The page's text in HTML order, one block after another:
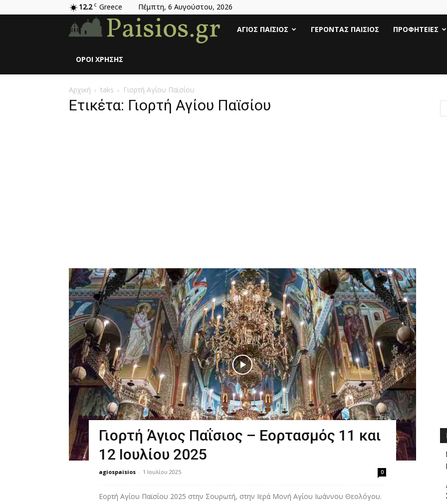
12.2 C Greece Πέμπτη, 6 Αυγούστου, 2026
Άγιος
ΆΓΙΟΣ ΠΑΪ́ΣΙΟΣ ΓΈΡΟΝΤΑΣ ΠΑΊΣΙΟΣ ΠΡΟΦΗΤΕΊΕΣ
ΌΡΟΙ ΧΡΉΣΗΣ
Αρχική taks Γιορτή Αγίου Παϊσίου
Ετικέτα: Γιορτή Αγίου Παϊσίου
Γιορτή Άγιος Παΐσιος – Εορτασμός 11 και
12 Ιουλίου 2025
agiospaisios - 1 Ιουλίου 2025 0
Εορτή Αγίου Παϊσίου 2025 στην Σουρωτή, στην Ιερά Μονή Αγίου Ιωάννου Θεολόγου.